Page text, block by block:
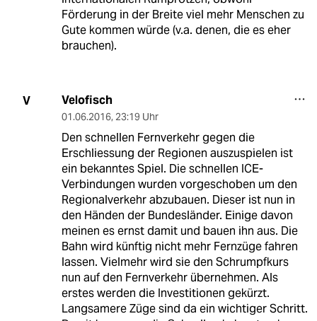
Förderung in der Breite viel mehr Menschen zu
Gute kommen würde (v.a. denen, die es eher
brauchen).
V Velofisch
01.06.2016, 23:19 Uhr
Den schnellen Fernverkehr gegen die
Erschliessung der Regionen auszuspielen ist
ein bekanntes Spiel. Die schnellen ICE-
Verbindungen wurden vorgeschoben um den
Regionalverkehr abzubauen. Dieser ist nun in
den Händen der Bundesländer. Einige davon
meinen es ernst damit und bauen ihn aus. Die
Bahn wird künftig nicht mehr Fernzüge fahren
lassen. Vielmehr wird sie den Schrumpfkurs
nun auf den Fernverkehr übernehmen. Als
erstes werden die Investitionen gekürzt.
Langsamere Züge sind da ein wichtiger Schritt.